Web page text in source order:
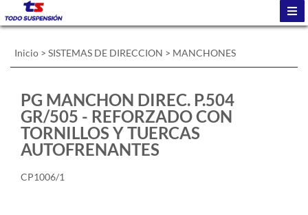
Inicio > SISTEMAS DE DIRECCION > MANCHONES
PG MANCHON DIREC. P.504
GR/505 - REFORZADO CON
TORNILLOS Y TUERCAS
AUTOFRENANTES
CP1006/1